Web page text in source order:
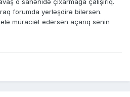
o sahənidə çıxarmağa çalışırıq.
forumda yerləşdirə bilərsən.
müraciət edərsən açarıq sənin